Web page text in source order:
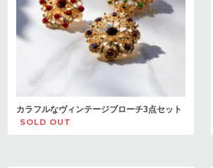
カラフルなヴィンテージブローチ3点セット
SOLD OUT